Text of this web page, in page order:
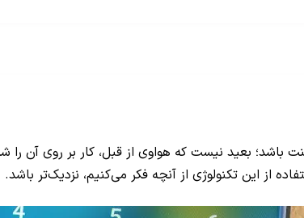
از این تکنولوژی از آنچه فکر می‌کنیم، نزدیک‌تر باشد.